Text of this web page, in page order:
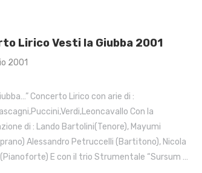
Lirico Vesti la Giubba 2001
2001
Concerto Lirico con arie di :
Con la
di : Lando Bartolini(Tenore), Mayumi
Alessandro Petruccelli (Bartitono), Nicola
E con il trio Strumentale “Sursum …